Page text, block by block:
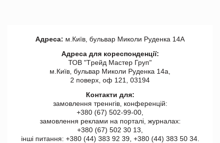
Адреса: м.Київ, бульвар Миколи Руденка 14А
Адреса для кореспонденції:
ТОВ "Tрейд Мастер Груп"
м.Київ, бульвар Миколи Руденка 14а,
2 поверх, оф 121, 03194
Контакти для:
замовлення треннгів, конференцій:
+380 (67) 502-99-00,
замовлення реклами на порталі, журналах:
+380 (67) 502 30 13,
інші питання: +380 (44) 383 92 39, +380 (44) 383 50 34.